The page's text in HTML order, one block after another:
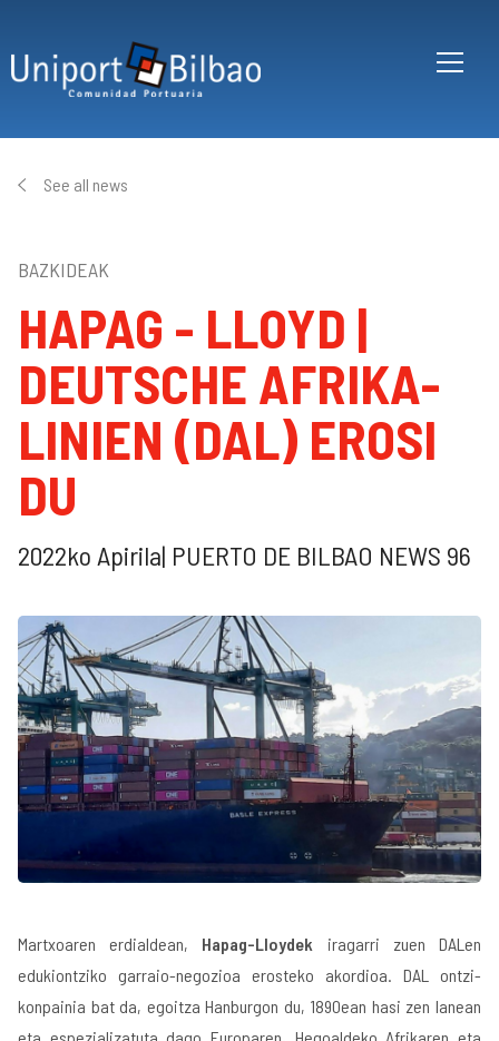
See all news
BAZKIDEAK
HAPAG - LLOYD |
DEUTSCHE AFRIKA-
LINIEN (DAL) EROSI
DU
2022ko Apirila| PUERTO DE BILBAO NEWS 96
Martxoaren erdialdean, Hapag-Lloydek iragarri zuen DALen
edukiontziko garraio-negozioa erosteko akordioa. DAL ontzi-
konpainia bat da, egoitza Hanburgon du, 1890ean hasi zen lanean